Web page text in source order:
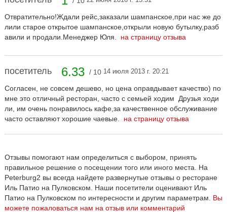
Отвратительно!Ждали рейс,заказали шампанское,при нас же до
лили старое открытое шампанское,открыли новую бутылку,разб
авили и продали.Менеджер Юля. на страницу отзыва
посетитель 6.33 / 10 14 июля 2013 г. 20:21
Согласен, не совсем дешево, но цена оправдывает качество) по
мне это отличный ресторан, часто с семьей ходим Друзья ходи
ли, им очень понравилось кафе,за качественное обслуживание
часто оставляют хорошие чаевые. на страницу отзыва
Отзывы помогают нам определиться с выбором, принять
правильное решение о посещении того или иного места. На
Peterburg2 вы всегда найдете развернутые отзывы о ресторане
Иль Патио на Пулковском. Наши посетители оценивают Иль
Патио на Пулковском по интересности и другим параметрам. Вы
можете пожаловаться нам на отзыв или комментарий